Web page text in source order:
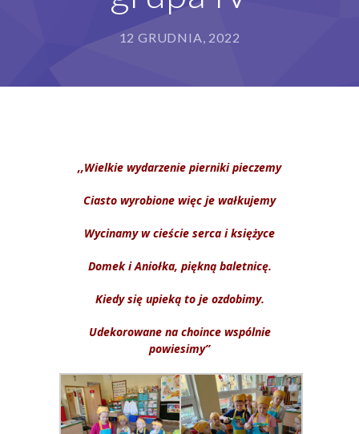
Kontakt
12 GRUDNIA, 2022
,,Wielkie wydarzenie pierniki pieczemy
Ciasto wyrobione więc je wałkujemy
Wycinamy w cieście serca i księżyce
Domek i Aniołka, piękną baletnicę.
Kiedy się upieką to je ozdobimy.
Udekorowane na choince wspólnie
powiesimy”